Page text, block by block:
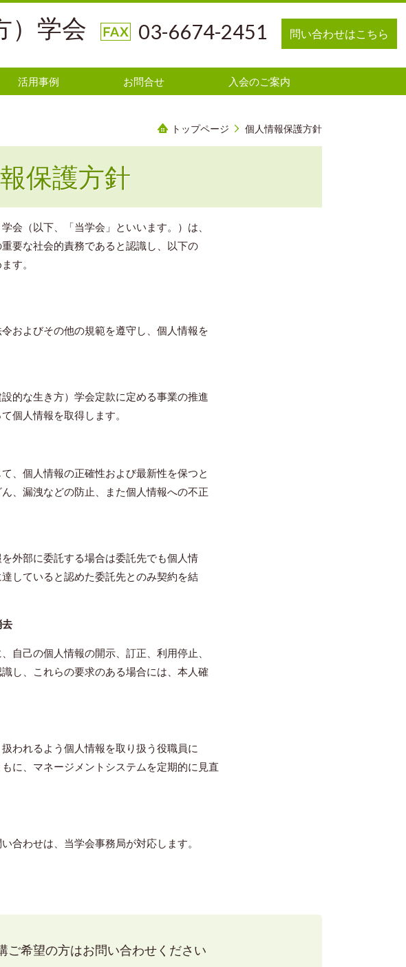
）学会 03-6674-2451 問い合わせはこちら
活用事例 お問合せ 入会のご案内
トップページ 個人情報保護方針
保護方針
会（以下、「当学会」といいます。）は、
要な社会的責務であると認識し、以下の
す。
よびその他の規範を遵守し、個人情報を
な生き方）学会定款に定める事業の推進
人情報を取得します。
個人情報の正確性および最新性を保つと
漏洩などの防止、また個人情報への不正
部に委託する場合は委託先でも個人情
ていると認めた委託先とのみ契約を結
去
己の個人情報の開示、訂正、利用停止、
、これらの要求のある場合には、本人確
れるよう個人情報を取り扱う役職員に
、マネージメントシステムを定期的に見直
わせは、当学会事務局が対応します。
ご希望の方はお問い合わせください